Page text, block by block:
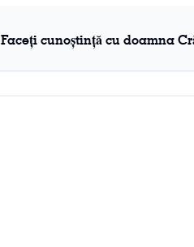
Faceți cunoștință cu doamna